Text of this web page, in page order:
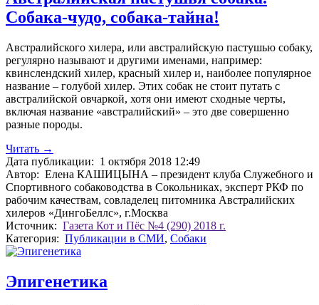
Собака-чудо, собака-тайна!
Австралийского хилера, или австралийскую пастушью собаку,
регулярно называют и другими именами, например:
квинслендский хилер, красный хилер и, наиболее популярное
название – голубой хилер. Этих собак не стоит путать с
австралийской овчаркой, хотя они имеют сходные черты,
включая название «австралийский» – это две совершенно
разные породы.
Читать →
Дата публикации: 1 октября 2018 12:49
Автор: Елена КАШИЦЫНА – президент клуба Служебного и
Спортивного собаководства в Сокольниках, эксперт РКФ по
рабочим качествам, совладелец питомника Австралийских
хилеров «ДингоБеллс», г.Москва
Источник: Газета Кот и Пёс №4 (290) 2018 г.
Категория: Публикации в СМИ, Собаки
Эпигенетика